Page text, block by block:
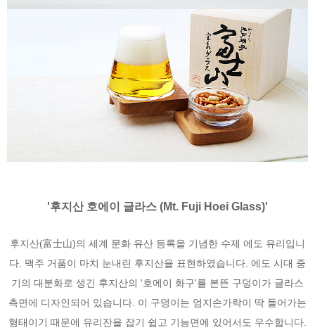
'후지산 호에이 글라스 (Mt. Fuji Hoei Glass)'
후지산(富士山)의 세계 문화 유산 등록을 기념한 수제 에도 유리입니
다. 맥주 거품이 마치 눈내린 후지산을 표현하였습니다. 에도 시대 중
기의 대분화로 생긴 후지산의 '호에이 화구'를 본뜬 구덩이가 글라스
측면에 디자인되어 있습니다. 이 구덩이는 엄지손가락이 딱 들어가는
형태이기 때문에 유리잔을 잡기 쉽고 기능면에 있어서도 우수합니다.